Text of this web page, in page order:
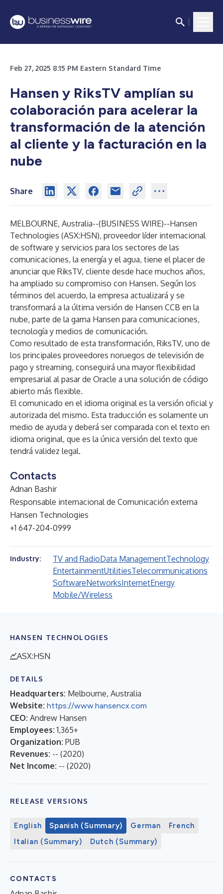
Feb 27, 2025 8:15 PM Eastern Standard Time
Hansen y RiksTV amplían su
colaboración para acelerar la
transformación de la atención
al cliente y la facturación en la
nube
Share
MELBOURNE, Australia--(BUSINESS WIRE)--Hansen
Technologies (ASX:HSN), proveedor líder internacional
de software y servicios para los sectores de las
comunicaciones, la energía y el agua, tiene el placer de
anunciar que RiksTV, cliente desde hace muchos años,
ha ampliado su compromiso con Hansen. Según los
términos del acuerdo, la empresa actualizará y se
transformará a la última versión de Hansen CCB en la
nube, parte de la gama Hansen para comunicaciones,
tecnología y medios de comunicación.
Como resultado de esta transformación, RiksTV, uno de
los principales proveedores noruegos de televisión de
pago y streaming, conseguirá una mayor flexibilidad
empresarial al pasar de Oracle a una solución de código
abierto más flexible.
El comunicado en el idioma original es la versión oficial y
autorizada del mismo. Esta traducción es solamente un
medio de ayuda y deberá ser comparada con el texto en
idioma original, que es la única versión del texto que
tendrá validez legal.
Contacts
Adnan Bashir
Responsable internacional de Comunicación externa
Hansen Technologies
+1 647-204-0999
Industry: TV and RadioData ManagementTechnology
EntertainmentUtilitiesTelecommunications
SoftwareNetworksInternetEnergy
Mobile/Wireless
HANSEN TECHNOLOGIES
ASX:HSN
DETAILS
Headquarters: Melbourne, Australia
Website: https://www.hansencx.com
CEO: Andrew Hansen
Employees: 1,365+
Organization: PUB
Revenues: -- (2020)
Net Income: -- (2020)
RELEASE VERSIONS
English Spanish (Summary) German
French
Italian (Summary)
Dutch (Summary)
CONTACTS